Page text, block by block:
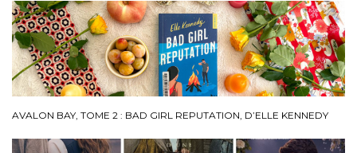
AVALON BAY, TOME 2 : BAD GIRL REPUTATION, D’ELLE KENNEDY